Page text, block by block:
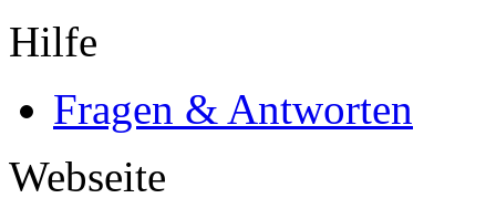
Hilfe
Fragen & Antworten
Webseite